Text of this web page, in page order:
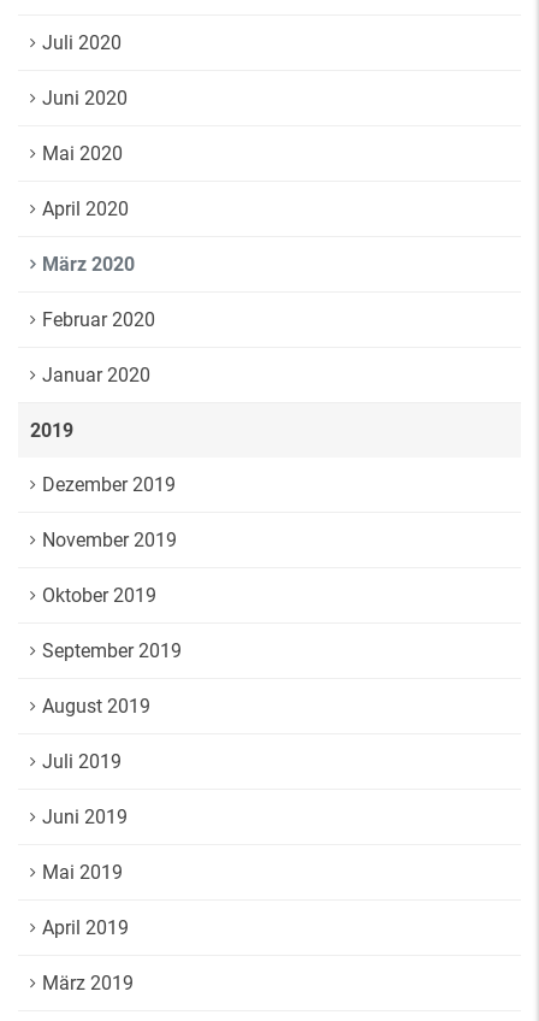
Juli 2020
Juni 2020
Mai 2020
April 2020
März 2020
Februar 2020
Januar 2020
2019
Dezember 2019
November 2019
Oktober 2019
September 2019
August 2019
Juli 2019
Juni 2019
Mai 2019
April 2019
März 2019